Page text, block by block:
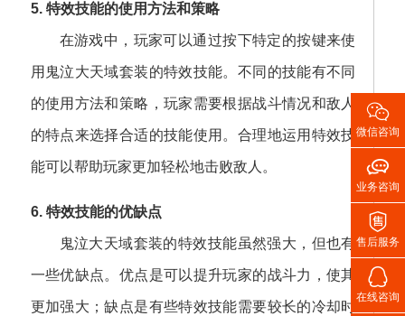
5. 特效技能的使用方法和策略
在游戏中，玩家可以通过按下特定的按键来使
用鬼泣大天域套装的特效技能。不同的技能有不同
的使用方法和策略，玩家需要根据战斗情况和敌人
的特点来选择合适的技能使用。合理地运用特效技
能可以帮助玩家更加轻松地击败敌人。
6. 特效技能的优缺点
鬼泣大天域套装的特效技能虽然强大，但也有
一些优缺点。优点是可以提升玩家的战斗力，使其
更加强大；缺点是有些特效技能需要较长的冷却时

微信咨询

业务咨询

售后服务

在线咨询